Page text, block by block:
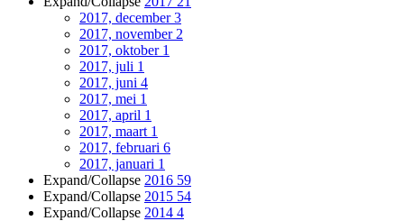
2017, december3
2017, november 2
2017, oktober 1
2017, juli 1
2017, juni 4
2017, mei 1
2017, april 1
2017, maart 1
2017, februari 6
2017, januari 1
Expand/Collapse 2016 59
Expand/Collapse 2015 54
Expand/Collapse 2014 4